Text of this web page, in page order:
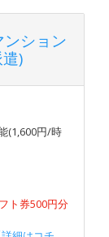
ンション
)
(1,600円/時
ト券500円分